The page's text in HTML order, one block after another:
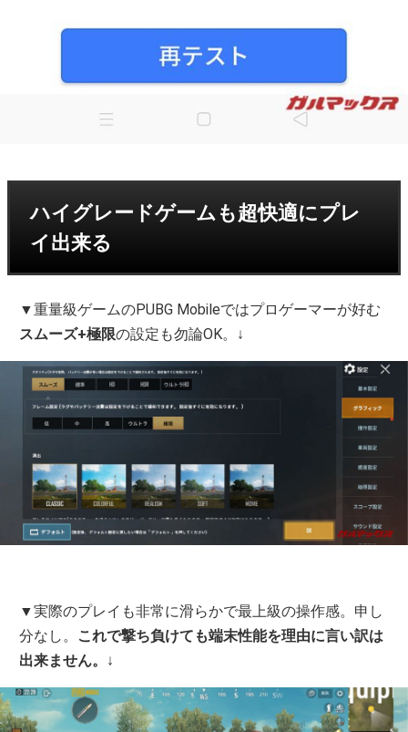
ハイグレードゲームも超快適にプレ
イ出来る
▼重量級ゲームのPUBG Mobileではプロゲーマーが好む
スムーズ+極限の設定も勿論OK。↓
▼実際のプレイも非常に滑らかで最上級の操作感。申し
分なし。 これで撃ち負けても端末性能を理由に言い訳は
出来ません。 ↓